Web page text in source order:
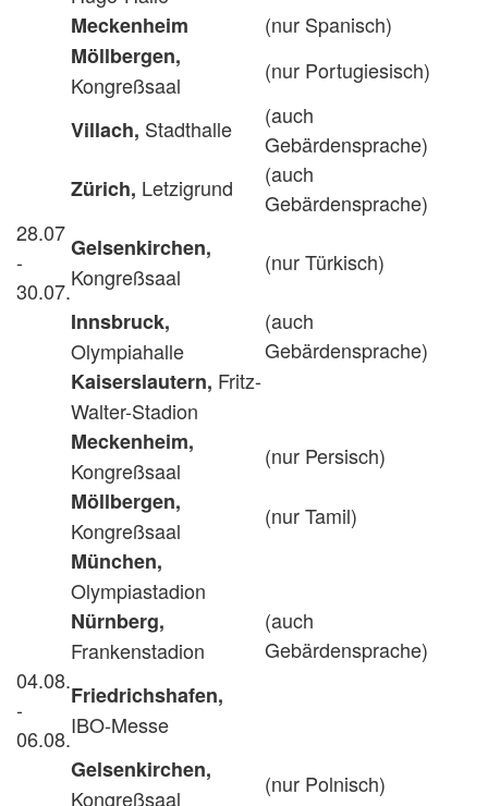
Meckenheim
(nur Spanisch)
Möllbergen,
Kongreßsaal
(nur Portugiesisch)
Villach, Stadthalle
(auch
Gebärdensprache)
Zürich, Letzigrund
(auch
Gebärdensprache)
28.07
-
30.07.
Gelsenkirchen,
Kongreßsaal
(nur Türkisch)
Innsbruck,
Olympiahalle
(auch
Gebärdensprache)
Kaiserslautern, Fritz-
Walter-Stadion
Meckenheim,
Kongreßsaal
(nur Persisch)
Möllbergen,
Kongreßsaal
(nur Tamil)
München,
Olympiastadion
Nürnberg,
Frankenstadion
(auch
Gebärdensprache)
04.08.
-
06.08.
Friedrichshafen,
IBO-Messe
Gelsenkirchen,
Kongreßsaal
(nur Polnisch)